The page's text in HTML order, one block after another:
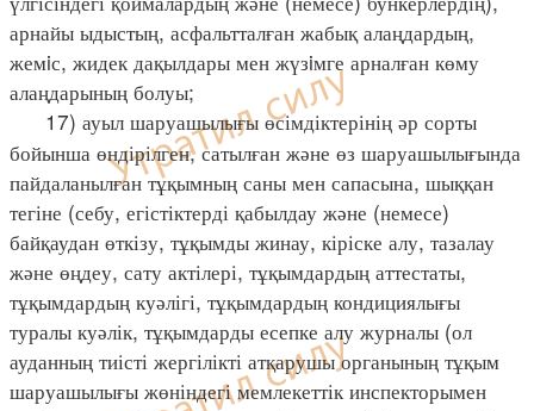
арнайы ыдыстың, асфальтталған жабық алаңдардың,
жемiс, жидек дақылдары мен жүзiмге арналған көму
алаңдарының болуы;
17) ауыл шаруашылығы өсімдіктерінің әр сорты
бойынша өндірілген, сатылған және өз шаруашылығында
пайдаланылған тұқымның саны мен сапасына, шыққан
тегіне (себу, егістіктерді қабылдау және (немесе)
байқаудан өткізу, тұқымды жинау, кіріске алу, тазалау
және өңдеу, сату актілері, тұқымдардың аттестаты,
тұқымдардың куәлігі, тұқымдардың кондициялығы
туралы куәлік, тұқымдарды есепке алу журналы (ол
ауданның тиісті жергілікті атқарушы органының тұқым
шаруашылығы жөніндегі мемлекеттік инспекторымен